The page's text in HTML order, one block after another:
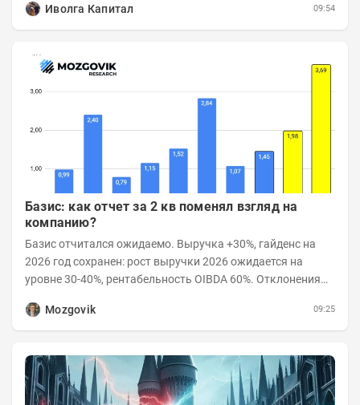
Иволга Капитал
09:54
Базис: как отчет за 2 кв поменял взгляд на
компанию?
Базис отчитался ожидаемо. Выручка +30%, гайденс на
2026 год сохранен: рост выручки 2026 ожидается на
уровне 30-40%, рентабельность OIBDA 60%. Отклонения
Mozgovik
09:25